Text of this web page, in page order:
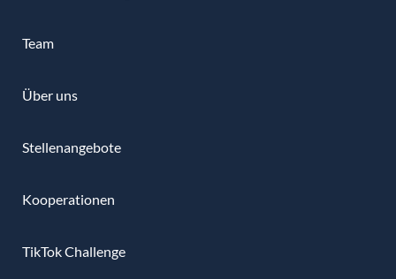
Team
Über uns
Stellenangebote
Kooperationen
TikTok Challenge